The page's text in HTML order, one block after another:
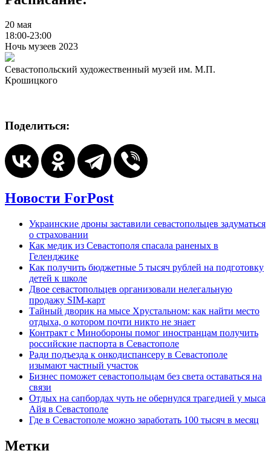
20 мая
18:00-23:00
Ночь музеев 2023
Севастопольский художественный музей им. М.П.
Крошицкого
Поделиться:
Новости ForPost
Украинские дроны заставили севастопольцев задуматься
о страховании
Как медик из Севастополя спасала раненых в
Геленджике
Как получить бюджетные 5 тысяч рублей на подготовку
детей к школе
Двое севастопольцев организовали нелегальную
продажу SIM-карт
Тайный дворик на мысе Хрустальном: как найти место
отдыха, о котором почти никто не знает
Контракт с Минобороны помог иностранцам получить
российские паспорта в Севастополе
Ради подъезда к онкодиспансеру в Севастополе
изымают частный участок
Бизнес поможет севастопольцам без света оставаться на
связи
Отдых на сапбордах чуть не обернулся трагедией у мыса
Айя в Севастополе
Где в Севастополе можно заработать 100 тысяч в месяц
Метки